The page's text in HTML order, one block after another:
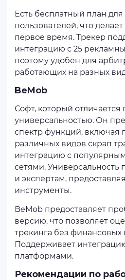
Есть бесплатный план
пользователей, что
первое время. Трекер
интеграцию с 25
поэтому удобен для
работающих на разных
BeMob
Софт, который отличается
универсальностью. Он
спектр функций, включая
различных видов скрап
интеграцию с
сетями. Универсальность
и экспертам,
инструменты.
BeMob предоставляет
версию, что позволяет
трекинга без
Поддерживает
платформами.
Рекомендации по